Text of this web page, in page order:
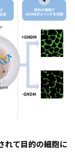
れて目的の細胞に